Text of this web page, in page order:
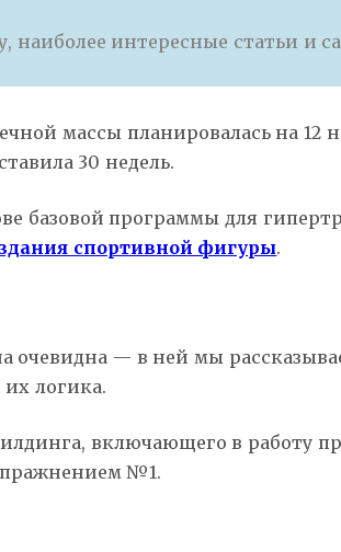
наиболее интересные статьи и
массы планировалась на 12
30 недель.
базовой программы для
спортивной фигуры.
очевидна — в ней мы
логика.
включающего в работу
№1.